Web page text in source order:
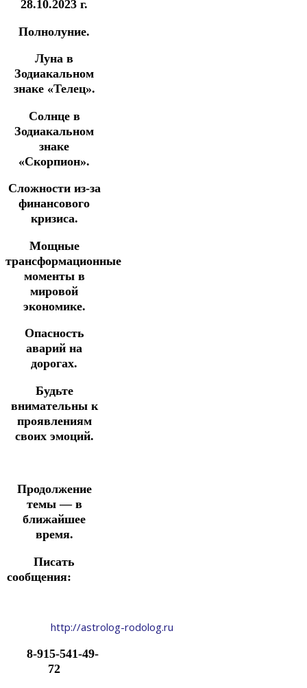
28.10.2023 г.
Полнолуние.
Луна в
Зодиакальном
знаке «Телец».
Солнце в
Зодиакальном
знаке
«Скорпион».
Сложности из-за
финансового
кризиса.
Мощные
трансформационные
моменты в
мировой
экономике.
Опасность
аварий на
дорогах.
Будьте
внимательны к
проявлениям
своих эмоций.
Продолжение
темы — в
ближайшее
время.
Писать
сообщения:
http://astrolog-rodolog.ru
8-915-541-49-
72